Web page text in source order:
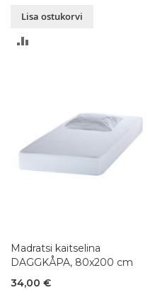
Lisa ostukorvi
Madratsi kaitselina
DAGGKÅPA, 80x200 cm
34,00 €